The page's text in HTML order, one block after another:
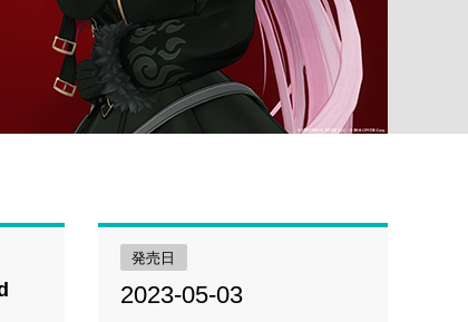
発売日
2023-05-03